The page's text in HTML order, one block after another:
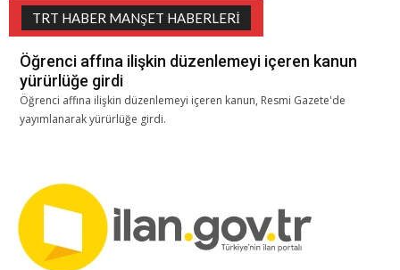
TRT HABER MANŞET HABERLERI
Öğrenci affına ilişkin düzenlemeyi içeren kanun
yürürlüğe girdi
Öğrenci affına ilişkin düzenlemeyi içeren kanun, Resmi Gazete'de
yayımlanarak yürürlüğe girdi.